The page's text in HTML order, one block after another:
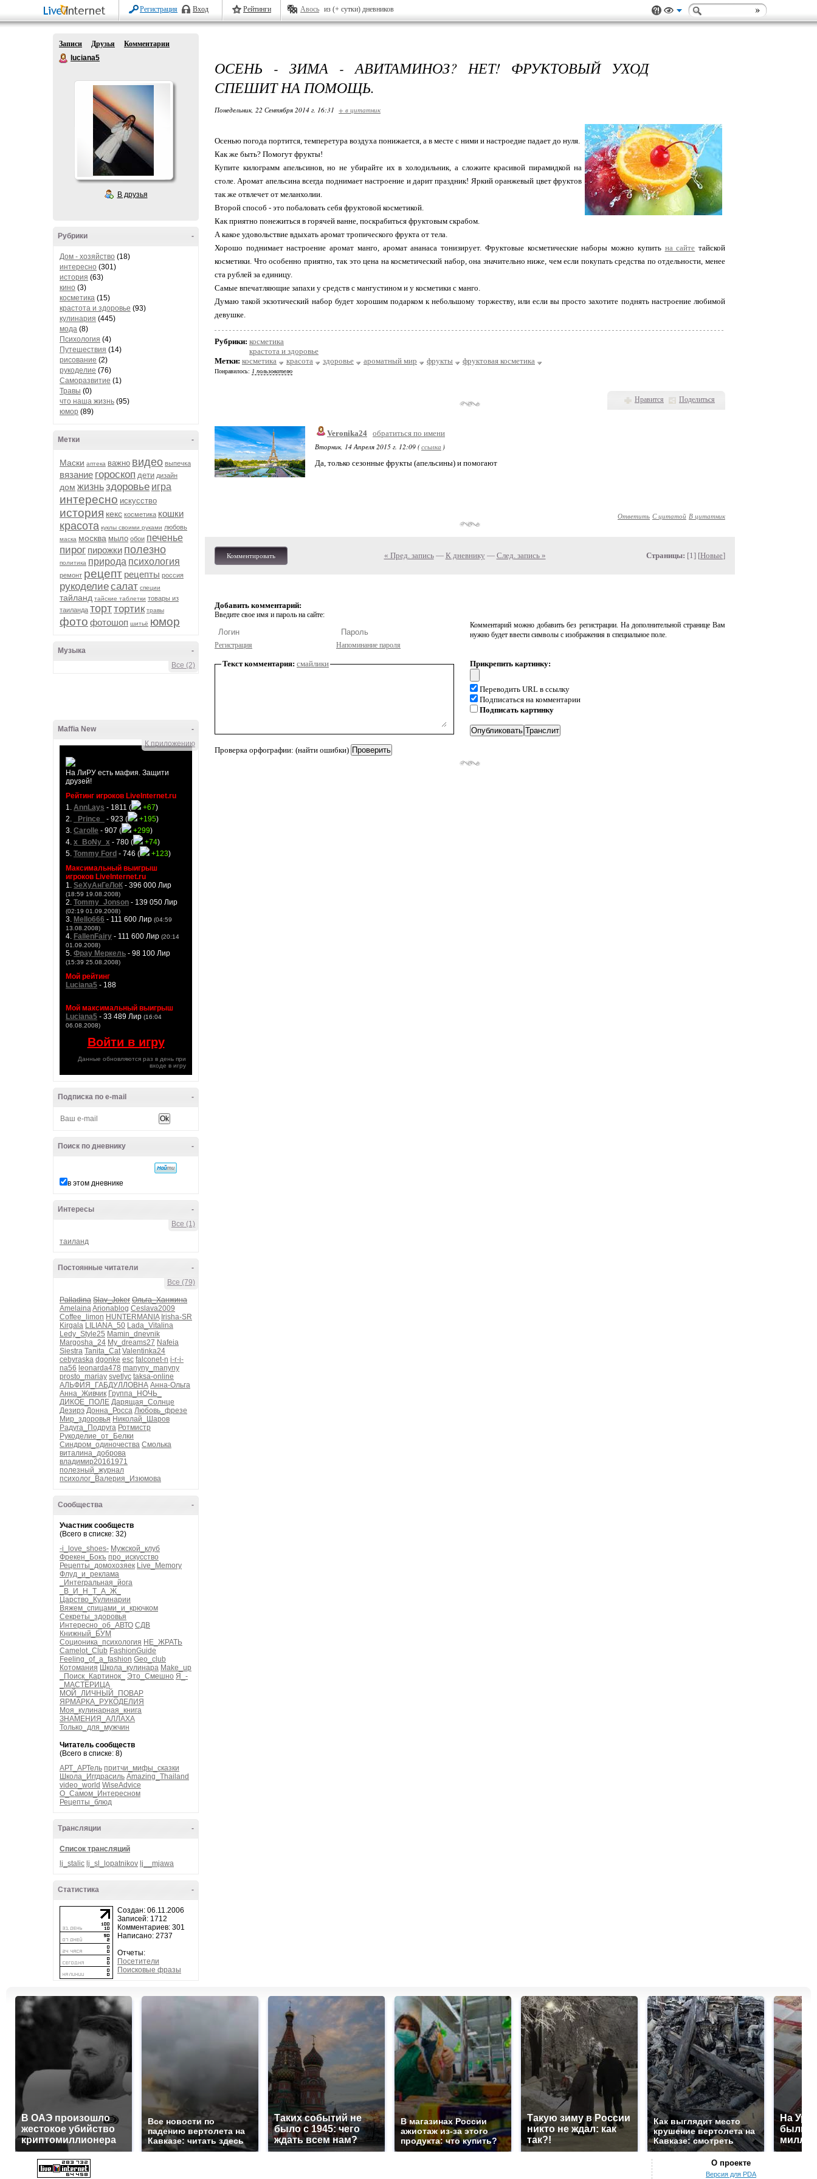
Регистрация Вход Рейтинги Авось из (+ сутки) дневников
Записи Друзья
Комментарии
luciana5
В друзья
-
Рубрики
Дом - хозяйство (18)
интересно (301)
история (63)
кино (3)
косметика (15)
крастота и здоровье (93)
кулинария (445)
мода (8)
Психология (4)
Путешествия (14)
рисование (2)
рукоделие (76)
Саморазвитие (1)
Травы (0)
что наша жизнь (95)
юмор (89)
-
Метки
Маски аптека важно видео выпечка
вязание гороскоп дети дизайн
дом жизньздоровье игра
интересно искусство
история кекс косметика кошки
красота куклы своими руками любовь
маска москва мыло обои печенье
пирог пирожки полезно
политика природа психология
ремонт рецепт рецепты россия
рукоделиесалат специи
тайланд тайские таблетки товары из
таиланда торттортик травы
фото фотошоп шитьё юмор
-
Музыка
Все (2)
-
Maffia New
К приложению
На ЛиРУ есть мафия. Защити
друзей!
Рейтинг игроков LiveInternet.ru
1. AnnLays - 1811 ( +67)
2.
_Prince_ - 923 ( +195)
3. Carolle - 907 ( +299)
4. x_BoNy_x - 780 ( +74)
5. Tommy Ford - 746 ( +123)
Максимальный выигрыш
игроков LiveInternet.ru
1. SeXyАнГеЛоК - 396 000 Лир
(18:59 19.08.2008)
2. Tommy_Jonson - 139 050 Лир
(02:19 01.09.2008)
3. Mello666 - 111 600 Лир (04:59
13.08.2008)
4. FallenFairy - 111 600 Лир (20:14
01.09.2008)
5. Фрау Меркель - 98 100 Лир
(15:39 25.08.2008)
Мой рейтинг
Luciana5 - 188
Мой максимальный выигрыш
Luciana5 - 33 489 Лир (16:04
06.08.2008)
Войти в игру
Данные обновляются раз в день при
входе в игру
-
Подписка по e-mail
-
Поиск по дневнику
в этом дневнике
-
Интересы
Все (1)
таиланд
-
Постоянные читатели
Все (79)
Palladina Slav_Joker Ольга_Ханжина
AmelainaArionablog Ceslava2009
Coffee_limon HUNTERMANIA Irisha-SR
Kirgala LILIANA_50 Lada_Vitalina
Ledy_Style25 Mamin_dnevnik
Margosha_24 My_dreams27 Nafeia
Siestra Tanita_Cat Valentinka24
cebyraska dgonke esc falconet-n i-r-i-
na56 leonarda478 manyny_manyny
prosto_mariay svetlyc taksa-online
АЛЬФИЯ_ГАБДУЛЛОВНА Анна-Ольга
Анна_Живчик Группа_НОЧЬ_
ДИКОЕ_ПОЛЕ Дарящая_Солнце
Дезирэ Донна_Росса Любовь_фрезе
Мир_здоровья Николай_Шаров
Радуга_Подруга Ротмистр
Рукоделие_от_Белки
Синдром_одиночества Смолька
виталина_доброва
владимир20161971
полезный_журнал
психолог_Валерия_Изюмова
-
Сообщества
Участник сообществ
(Всего в списке: 32)
-i_love_shoes- Мужской_клуб
Фрекен_Бокъ про_искусство
Рецепты_домохозяек Live_Memory
Флуд_и_реклама
_Интегральная_йога
_В_И_Н_Т_А_Ж_
Царство_Кулинарии
Вяжем_спицами_и_крючком
Секреты_здоровья
Интересно_об_АВТО СДВ
Книжный_БУМ
Соционика_психология НЕ_ЖРАТЬ
Camelot_Club FashionGuide
Feeling_of_a_fashion Geo_club
Котомания Школа_кулинара Make_up
_Поиск_Картинок_
Это_Смешно Я_-
_МАСТЕРИЦА
МОЙ_ЛИЧНЫЙ_ПОВАР
ЯРМАРКА_РУКОДЕЛИЯ
Моя_кулинарная_книга
ЗНАМЕНИЯ_АЛЛАХА
Только_для_мужчин
Читатель сообществ
(Всего в списке: 8)
АРТ_АРТель притчи_мифы_сказки
Школа_Иггдрасиль Amazing_Thailand
video_world WiseAdvice
О_Самом_Интересном
Рецепты_блюд
-
Трансляции
Список трансляций
lj_stalic lj_sl_lopatnikov lj__mjawa
-
Статистика
Создан: 06.11.2006
Записей: 1712
Комментариев: 301
Написано: 2737
Отчеты:
Посетители
Поисковые фразы
ОСЕНЬ - ЗИМА - АВИТАМИНОЗ? НЕТ! ФРУКТОВЫЙ УХОД
СПЕШИТ НА ПОМОЩЬ.
Понедельник, 22 Сентября 2014 г. 16:31 + в цитатник
Осенью погода портится, темперетура воздуха понижается, а в месте с ними и настроедие падает до нуля.
Как же быть? Помогут фрукты!
Купите килограмм апельсинов, но не убирайте их в холодильник, а сложите красивой пирамидкой на
столе. Аромат апельсина всегда поднимает настроение и дарит праздник! Яркий оранжевый цвет фруктов
так же отвлечет от меланхолии.
Второй способ - это побаловать себя фруктовой косметикой.
Как приятно понежиться в горячей ванне, поскрабиться фруктовым скрабом.
А какое удовольствие вдыхать аромат тропического фрукта от тела.
Хорошо поднимает настроение аромат манго, аромат ананаса тонизирует. Фруктовые косметические наборы можно купить на сайте тайской
косметики. Что особенно приятно, так это цена на косметический набор, она значительно ниже, чем если покупать средства по отдельности, менее
ста рублей за единицу.
Самые впечатляющие запахи у средств с мангустином и у косметики с манго.
Думаю такой экзотический набор будет хорошим подарком к небольшому торжеству, или если вы просто захотите поднять настроение любимой
девушке.
Рубрики: косметика
крастота и здоровье
Метки: косметика красота здоровье ароматный мир фрукты фруктовая косметика
Понравилось: 1 пользователю
Нравится Поделиться
Veronika24 обратиться по имени
Вторник, 14 Апреля 2015 г. 12:09 (ссылка )
Да, только сезонные фрукты (апельсины) и помогают
Ответить С цитатой В цитатник
Комментировать « Пред. запись— К дневнику — След. запись » Страницы: [1] [Новые]
Добавить комментарий:
Введите свое имя и пароль на сайте:
Регистрация Напоминание пароля
Комментарий можно добавить без регистрации. На дополнительной странице Вам
нужно будет ввести символы с изображения в специальное поле.
Текст комментария: смайлики
Проверка орфографии: (найти ошибки)
Прикрепить картинку:
Переводить URL в ссылку
Подписаться на комментарии
Подписать картинку
В ОАЭ произошло
жестокое убийство
криптомиллионера
Все новости по
падению вертолета на
Кавказе: читать здесь
Таких событий не
было с 1945: чего
ждать всем нам?
В магазинах России
ажиотаж из-за этого
продукта: что купить?
Такую зиму в России
никто не ждал: как
так?!
Как выглядит место
крушение вертолета на
Кавказе: смотреть
На
были
О проекте
Версия для PDA